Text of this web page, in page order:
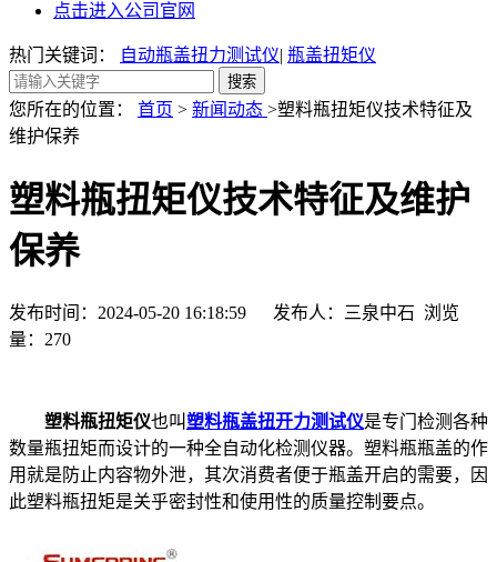
点击进入公司官网
热门关键词： 自动瓶盖扭力测试仪| 瓶盖扭矩仪
您所在的位置： 首页 > 新闻动态 >塑料瓶扭矩仪技术特征及
维护保养
塑料瓶扭矩仪技术特征及维护
保养
发布时间：2024-05-20 16:18:59 发布人：三泉中石 浏览
量： 270
塑料瓶扭矩仪也叫塑料瓶盖扭开力测试仪是专门检测各种
数量瓶扭矩而设计的一种全自动化检测仪器。塑料瓶瓶盖的作
用就是防止内容物外泄，其次消费者便于瓶盖开启的需要，因
此塑料瓶扭矩是关乎密封性和使用性的质量控制要点。